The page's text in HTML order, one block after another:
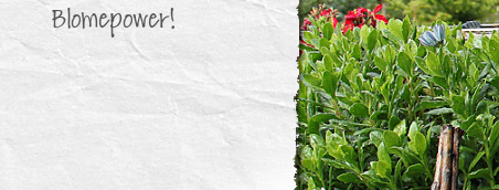
Blomepower!